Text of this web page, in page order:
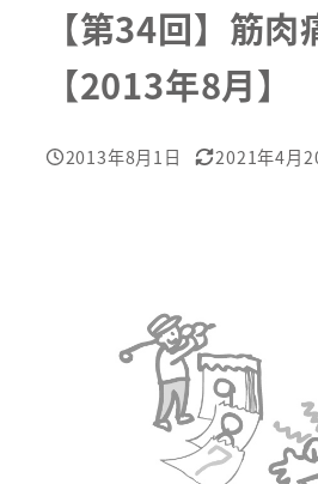
【第34回】筋肉
【2013年8月】
投稿日
2013年8月1日
更新日
2021年4月